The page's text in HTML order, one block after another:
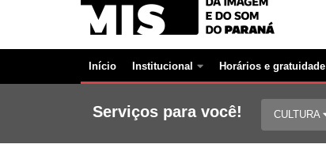
Mapa do site
IMAGEM
E
DO
SOM
Navegação
Principal
Início Institucional Horários e gratuidade
Serviços para você! CULTURA